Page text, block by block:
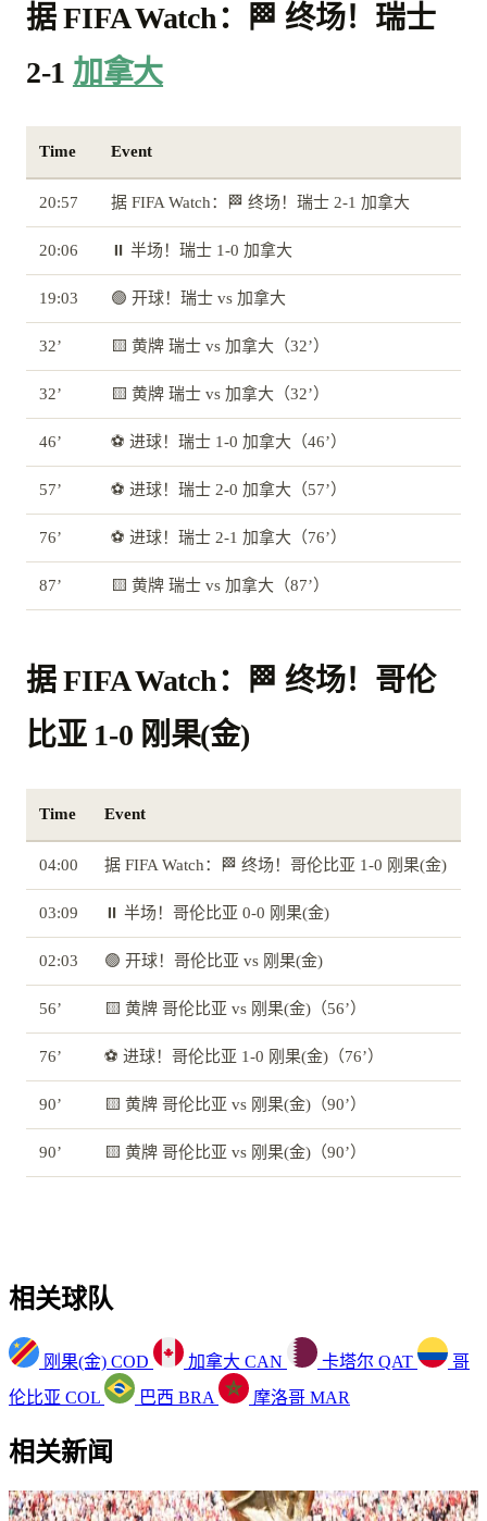
据 FIFA Watch：🏁 终场！瑞士
2-1 加拿大
Time Event
20:57 据 FIFA Watch：🏁 终场！瑞士 2-1 加拿大
20:06 ⏸️ 半场！瑞士 1-0 加拿大
19:03 🟢 开球！瑞士 vs 加拿大
32’ 🟨 黄牌 瑞士 vs 加拿大（32’）
32’ 🟨 黄牌 瑞士 vs 加拿大（32’）
46’ ⚽ 进球！瑞士 1-0 加拿大（46’）
57’ ⚽ 进球！瑞士 2-0 加拿大（57’）
76’ ⚽ 进球！瑞士 2-1 加拿大（76’）
87’ 🟨 黄牌 瑞士 vs 加拿大（87’）
据 FIFA Watch：🏁 终场！哥伦
比亚 1-0 刚果(金)
Time Event
04:00 据 FIFA Watch：🏁 终场！哥伦比亚 1-0 刚果(金)
03:09 ⏸️ 半场！哥伦比亚 0-0 刚果(金)
02:03 🟢 开球！哥伦比亚 vs 刚果(金)
56’ 🟨 黄牌 哥伦比亚 vs 刚果(金)（56’）
76’ ⚽ 进球！哥伦比亚 1-0 刚果(金)（76’）
90’ 🟨 黄牌 哥伦比亚 vs 刚果(金)（90’）
90’ 🟨 黄牌 哥伦比亚 vs 刚果(金)（90’）
相关球队
刚果(金) COD 加拿大 CAN 卡塔尔 QAT
哥
伦比亚 COL 巴西 BRA 摩洛哥 MAR
相关新闻